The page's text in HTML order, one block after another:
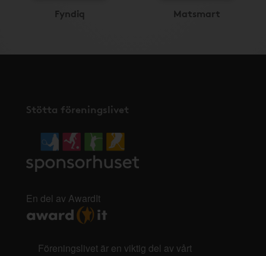
Fyndiq Matsmart
Stötta föreningslivet
En del av AwardIt
Föreningslivet är en viktig del av vårt